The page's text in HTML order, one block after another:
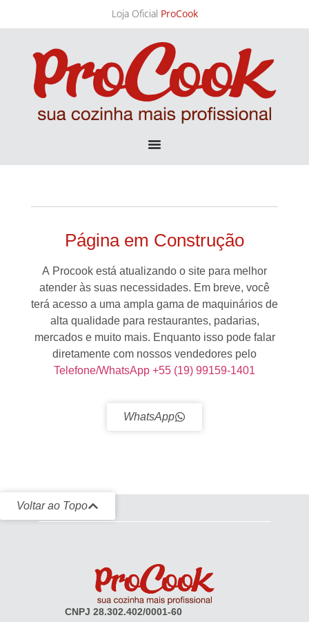
Loja Oficial ProCook
Página em Construção
A Procook está atualizando o site para melhor
atender às suas necessidades. Em breve, você
terá acesso a uma ampla gama de maquinários de
alta qualidade para restaurantes, padarias,
mercados e muito mais. Enquanto isso pode falar
diretamente com nossos vendedores pelo
Telefone/WhatsApp +55 (19) 99159-1401
WhatsApp
Voltar ao Topo
CNPJ 28.302.402/0001-60